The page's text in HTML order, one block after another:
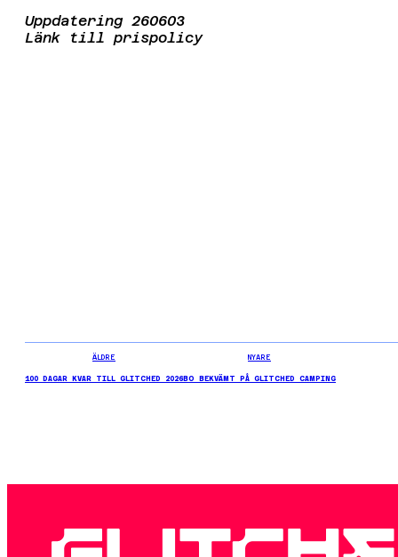
Uppdatering 260603
Länk till prispolicy
ÄLDRE
100 DAGAR KVAR TILL GLITCHED 2026
NYARE
BO BEKVÄMT PÅ GLITCHED CAMPING